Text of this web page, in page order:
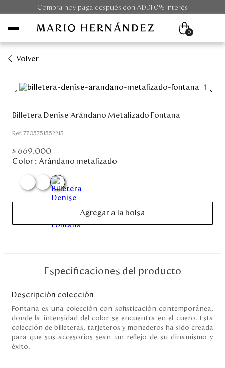
Compra hoy paga después con ADDI 0% interés
Unisex
Viaje
Colecciones
Mi cuenta
Blog
Servicio al cliente
Nuestras Tiendas
0
Volver
Billetera Denise Arándano Metalizado Fontana
:7705751552213
$ 669.000
Color : Arándano metalizado
Agregar a la bolsa
Especificaciones del producto
Descripción colección
Fontana es una colección con sofisticación contemporánea,
donde la intensidad del color se encuentra en el cuero. Esta
colección de billeteras, tarjeteros y monederos ha sido creada
para que sus accesorios sean un reflejo de su dinamismo y
éxito.